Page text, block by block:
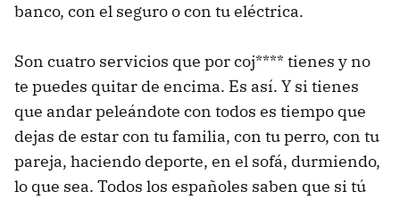
banco, con el seguro o con tu eléctrica.
Son cuatro servicios que por coj**** tienes y no
te puedes quitar de encima. Es así. Y si tienes
que andar peleándote con todos es tiempo que
dejas de estar con tu familia, con tu perro, con tu
pareja, haciendo deporte, en el sofá, durmiendo,
lo que sea. Todos los españoles saben que si tú